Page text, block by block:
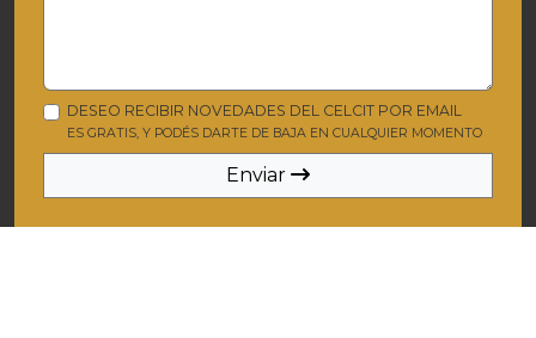
DESEO RECIBIR NOVEDADES DEL CELCIT POR EMAIL
ES GRATIS, Y PODÉS DARTE DE BAJA EN CUALQUIER MOMENTO
Enviar